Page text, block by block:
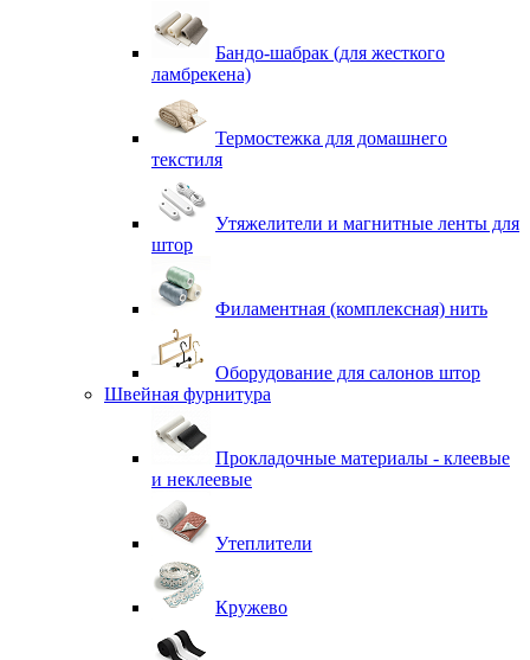
Бандо-шабрак (для жесткого
ламбрекена)
Термостежка для домашнего
текстиля
Утяжелители и магнитные ленты для
штор
Филаментная (комплексная) нить
Оборудование для салонов штор
Швейная фурнитура
Прокладочные материалы - клеевые
и неклеевые
Утеплители
Кружево